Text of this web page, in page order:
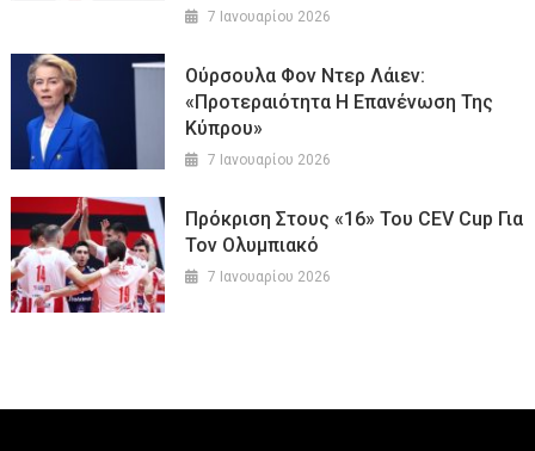
7 Ιανουαρίου 2026
Ούρσουλα Φον Ντερ Λάιεν:
«Προτεραιότητα Η Επανένωση Της
Κύπρου»
7 Ιανουαρίου 2026
Πρόκριση Στους «16» Του CEV Cup Για
Τον Ολυμπιακό
7 Ιανουαρίου 2026